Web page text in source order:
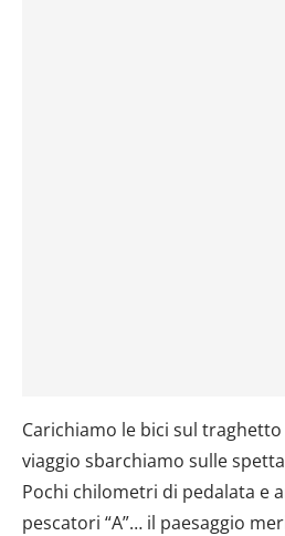
Carichiamo le bici sul
viaggio sbarchiamo sulle
Pochi chilometri di pedalata e
pescatori “A”… il paesaggio